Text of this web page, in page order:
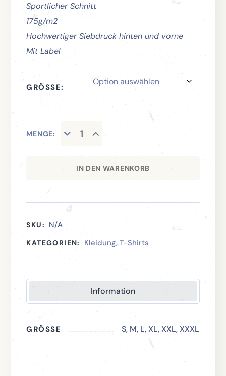
Sportlicher Schnitt
175g/m2
Hochwertiger Siebdruck hinten und vorne
Mit Label
GRÖSSE
MENGE:
IN DEN WARENKORB
SKU: N/A
KATEGORIEN: Kleidung, T-Shirts
Information
GRÖSSE S, M, L, XL, XXL, XXXL